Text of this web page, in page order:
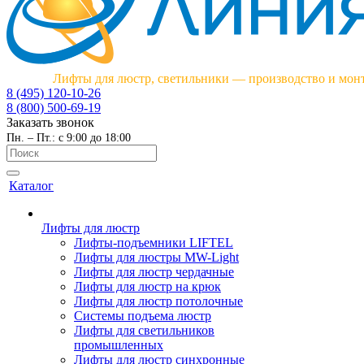
Лифты для люстр, светильники — производство и
8 (495) 120-10-26
8 (800) 500-69-19
Заказать звонок
Пн. – Пт.: с 9:00 до 18:00
Каталог
Лифты для люстр
Лифты-подъемники LIFTEL
Лифты для люстры MW-Light
Лифты для люстр чердачные
Лифты для люстр на крюк
Лифты для люстр потолочные
Системы подъема люстр
Лифты для светильников
промышленных
Лифты для люстр синхронные